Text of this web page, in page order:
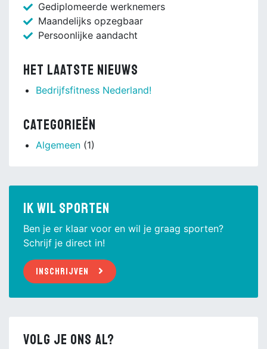
Gediplomeerde werknemers
Maandelijks opzegbaar
Persoonlijke aandacht
Het laatste nieuws
Bedrijfsfitness Nederland!
Categorieën
Algemeen(1)
Ik wil sporten
Ben je er klaar voor en wil je graag sporten?
Schrijf je direct in!
Inschrijven
Volg je ons al?